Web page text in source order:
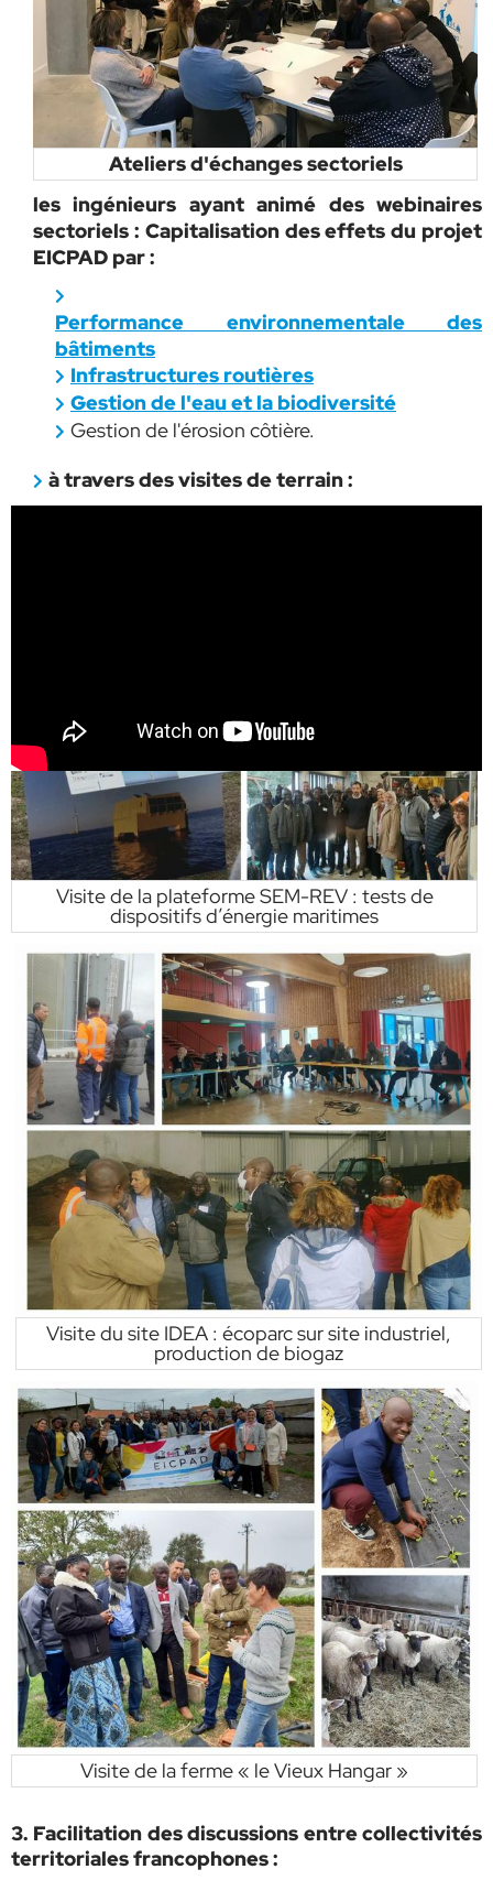
Ateliers d'échanges sectoriels
les ingénieurs ayant animé des webinaires
sectoriels : Capitalisation des effets du projet
EICPAD par :
Performance environnementale des
bâtiments
Infrastructures routières
Gestion de l'eau et la biodiversité
Gestion de l'érosion côtière.
à travers des visites de terrain :
Visite de la plateforme SEM-REV : tests de
dispositifs d’énergie maritimes
Visite du site IDEA : écoparc sur site industriel,
production de biogaz
Visite de la ferme « le Vieux Hangar »
3. Facilitation des discussions entrecollectivités
territoriales francophones :